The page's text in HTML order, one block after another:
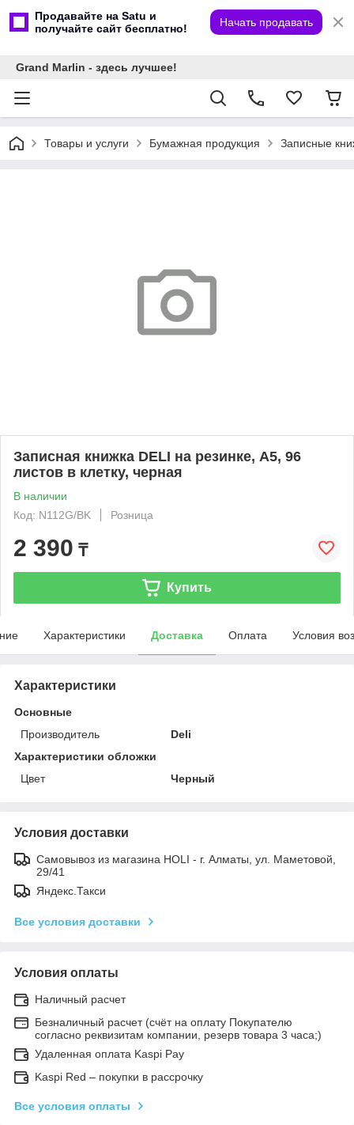
Продавайте на Satu и
получайте сайт бесплатно!
Начать продавать
Grand Marlin - здесь лучшее!
Товары и услуги Бумажная продукция Записные
Записная книжка DELI на резинке, А5, 96
листов в клетку, черная
В наличии
Код: N112G/BK
Розница
2 390 ₸
Купить
Характеристики Доставка Оплата Условия
Характеристики
Основные
Производитель
Deli
Характеристики обложки
Цвет
Черный
Условия доставки
Самовывоз из магазина HOLI - г. Алматы, ул. Маметовой,
29/41
Яндекс.Такси
Все условия доставки
Условия оплаты
Наличный расчет
Безналичный расчет (счёт на оплату Покупателю
согласно реквизитам компании, резерв товара 3 часа;)
Удаленная оплата Kaspi Pay
Kaspi Red – покупки в рассрочку
Все условия оплаты